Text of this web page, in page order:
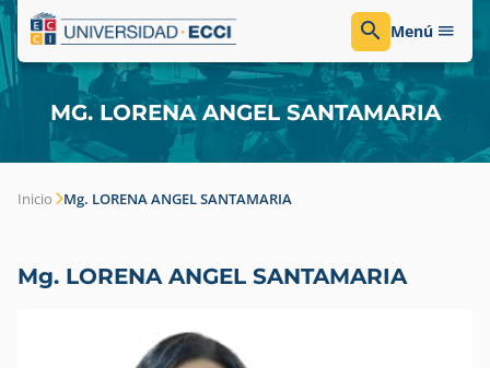
Menú
MG. LORENA ANGEL SANTAMARIA
Inicio Mg. LORENA ANGEL SANTAMARIA
Mg. LORENA ANGEL SANTAMARIA